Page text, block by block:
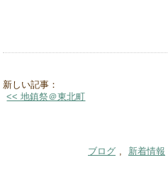
新しい記事：
<< 地鎮祭＠東北町
ブログ 新着情報